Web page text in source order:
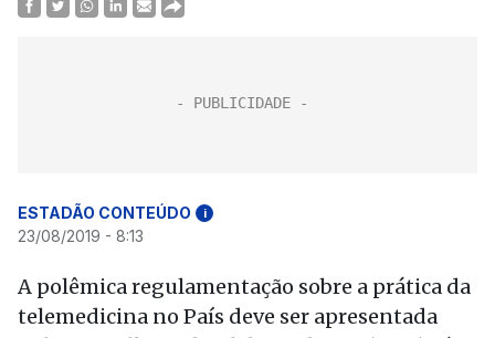
ESTADÃO CONTEÚDO i
23/08/2019 - 8:13
A polêmica regulamentação sobre a prática da
telemedicina no País deve ser apresentada